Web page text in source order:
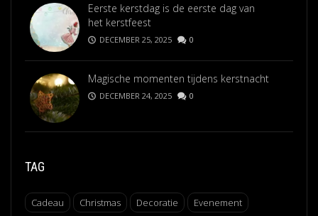
Eerste kerstdag is de eerste dag van
het kerstfeest
DECEMBER 25, 2025 0
Magische momenten tijdens kerstnacht
DECEMBER 24, 2025 0
TAG
Cadeau Christmas Decoratie Evenement